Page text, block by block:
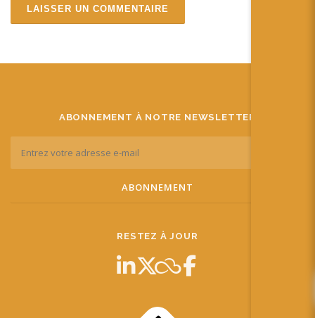
ABONNEMENT À NOTRE NEWSLETTER
RESTEZ À JOUR